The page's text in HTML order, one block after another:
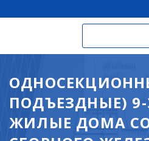
ПОДЪЕЗДНЫЕ)
ЖИЛЫЕ ДОМА